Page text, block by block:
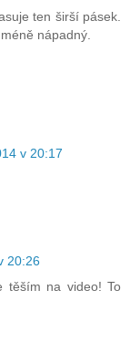
ten širší pásek.
nápadný.
v 20:17
20:26
těším na video! To